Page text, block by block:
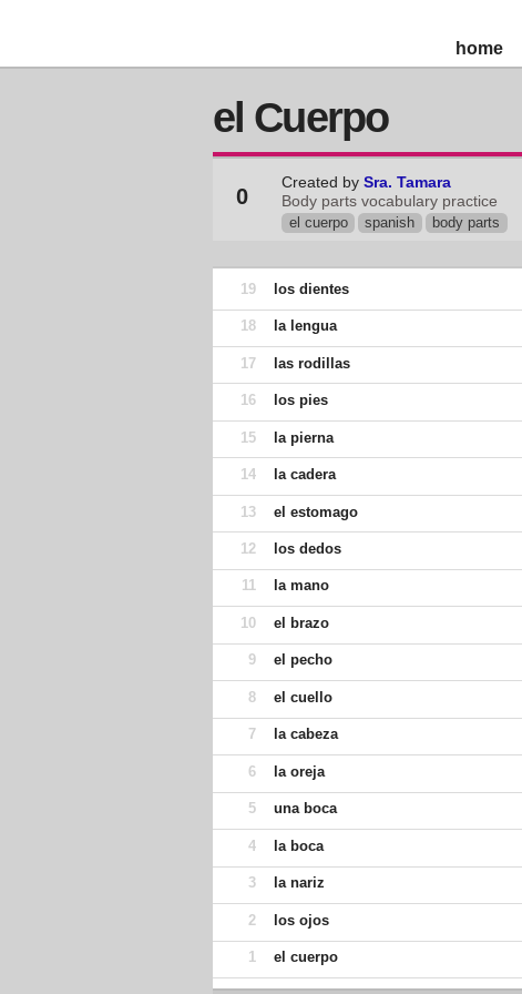
home
el Cuerpo
0
Created bySra. Tamara
Body parts vocabulary practice
el cuerpo spanish body parts
19 los dientes
18 la lengua
17 las rodillas
16 los pies
15 la pierna
14 la cadera
13 el estomago
12 los dedos
11 la mano
10 el brazo
9 el pecho
8 el cuello
7 la cabeza
6 la oreja
5 una boca
4 la boca
3 la nariz
2 los ojos
1 el cuerpo